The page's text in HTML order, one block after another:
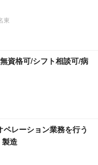
東
資格可/シフト相談可/病
ペレーション業務を行う
造